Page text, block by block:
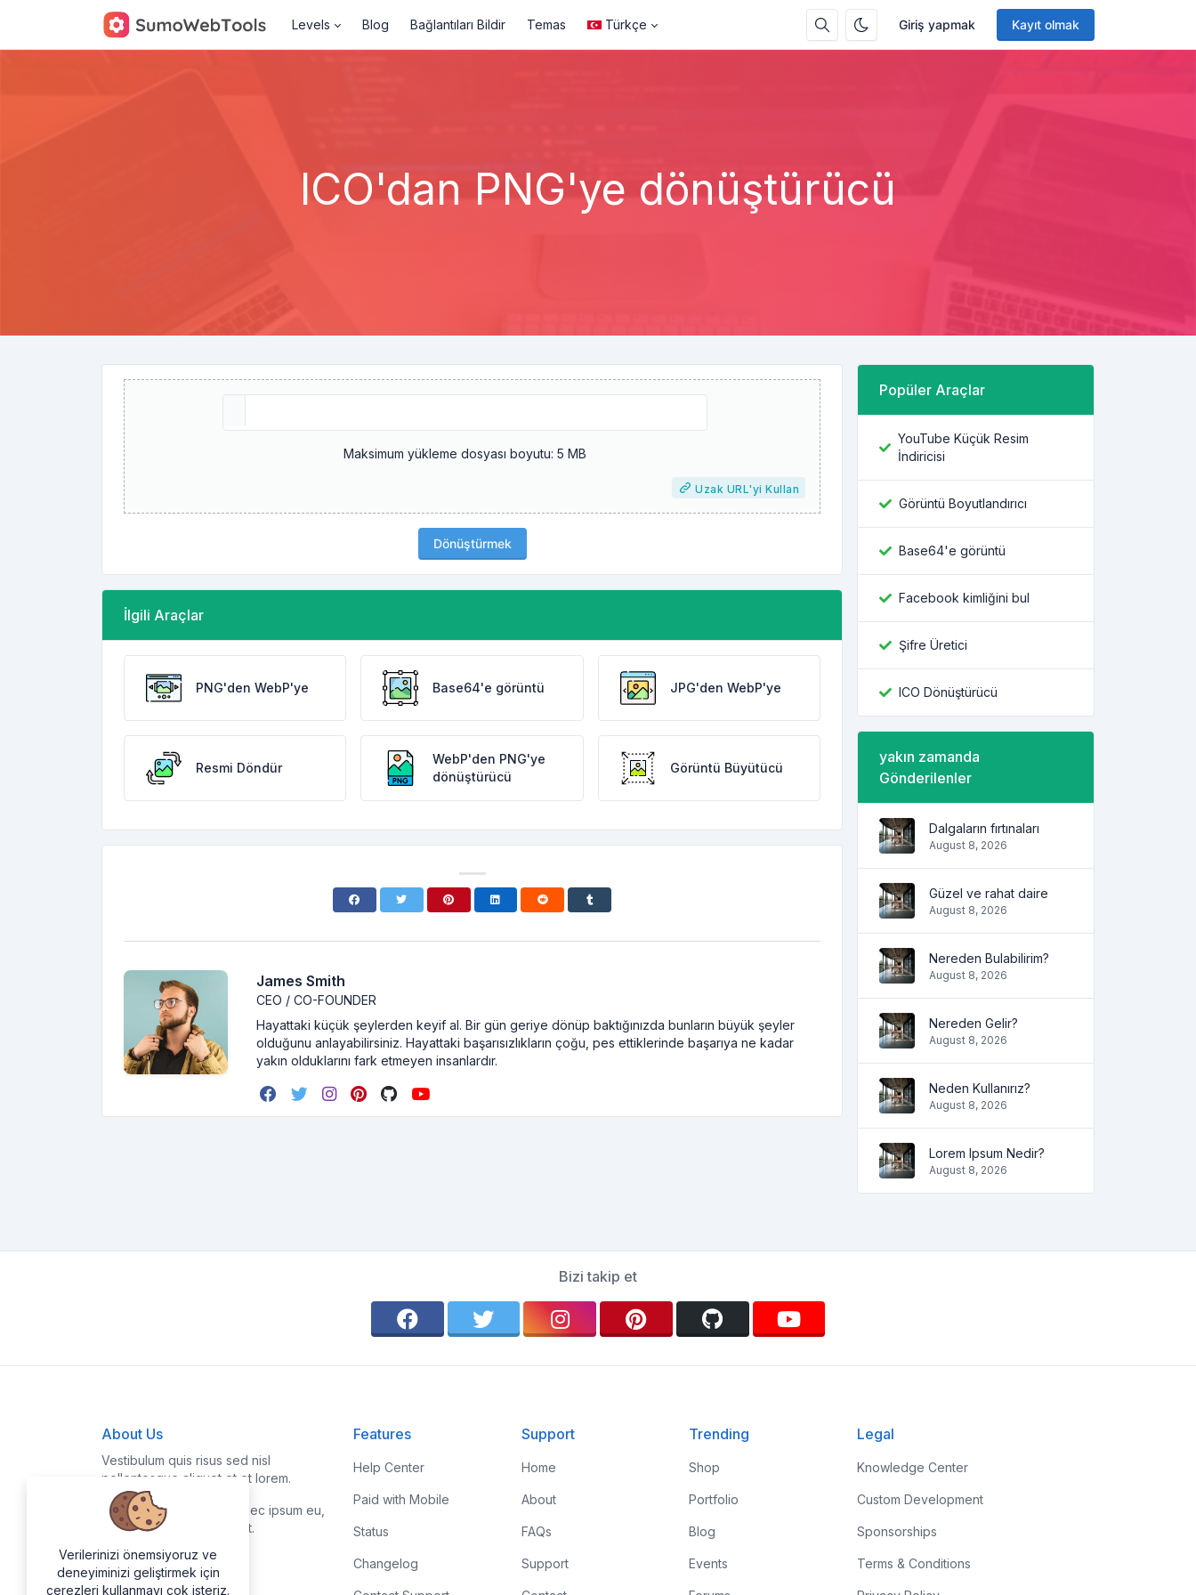
Giriş yapmak Kayıt olmak
Levels Blog Bağlantıları Bildir Temas Türkçe
ICO'dan PNG'ye dönüştürücü
Maksimum yükleme dosyası boyutu: 5 MB
Uzak URL'yi Kullan
Dönüştürmek
İlgili Araçlar
PNG'den WebP'ye Base64'e görüntü JPG'den WebP'ye
Resmi Döndür
WebP'den PNG'ye
dönüştürücü
Görüntü Büyütücü
James Smith
CEO / CO-FOUNDER
Hayattaki küçük şeylerden keyif al. Bir gün geriye dönüp baktığınızda bunların büyük şeyler
olduğunu anlayabilirsiniz. Hayattaki başarısızlıkların çoğu, pes ettiklerinde başarıya ne kadar
yakın olduklarını fark etmeyen insanlardır.
Popüler Araçlar
YouTube Küçük Resim
İndiricisi
Görüntü Boyutlandırıcı
Base64'e görüntü
Facebook kimliğini bul
Şifre Üretici
ICO Dönüştürücü
yakın zamanda
Gönderilenler
Dalgaların fırtınaları
August 8, 2026
Güzel ve rahat daire
August 8, 2026
Nereden Bulabilirim?
August 8, 2026
Nereden Gelir?
August 8, 2026
Neden Kullanırız?
August 8, 2026
Lorem Ipsum Nedir?
August 8, 2026
Bizi takip et
About Us
Vestibulum quis risus sed nisl
pellentesque aliquet et et lorem.
Fusce nibh nisl, gravida nec ipsum eu,
feugiat condimentum velit.
Features
Help Center
Paid with Mobile
Status
Changelog
Support
Home
About
FAQs
Support
Trending
Shop
Portfolio
Blog
Events
Legal
Knowledge Center
Custom Development
Sponsorships
Terms & Conditions
Verilerinizi önemsiyoruz ve
deneyiminizi geliştirmek için
çerezleri kullanmayı çok isteriz.